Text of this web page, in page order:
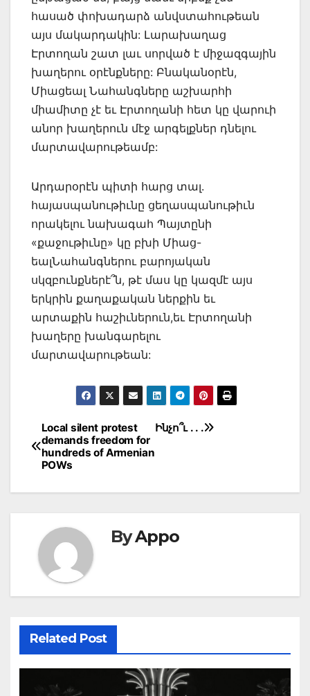
հասած փոխադարձ անվստահութեան
այս մակարդակին: Լարախաղաց
Էրտողան շատ լաւ սորված է միջազգային
խաղերու օրէնքները: Բնականօրէն,
Միացեալ Նահանգները աշխարհի
միամիտը չէ եւ Էրտողանի հետ կը վարուի
անոր խաղերուն մէջ արգելքներ դնելու
մարտավարութեամբ:
Արդարօրէն պիտի հարց տալ.
հայասպանութիւնը ցեղասպանութիւն
որակելու նախագահ Պայտընի
«քաջութիւնը» կը բխի Միաց-
եալՆահանգներու բարոյական
սկզբունքներէ՞ն, թէ մաս կը կազմէ այս
երկրին քաղաքական ներքին եւ
արտաքին հաշիւներուն,եւ Էրտողանի
խաղերը խանգարելու
մարտավարութեան:
Post
navigation
Ինչո՞ւ . . .
Local silent protest
demands freedom for
hundreds of Armenian
POWs
ByAppo
Related Post